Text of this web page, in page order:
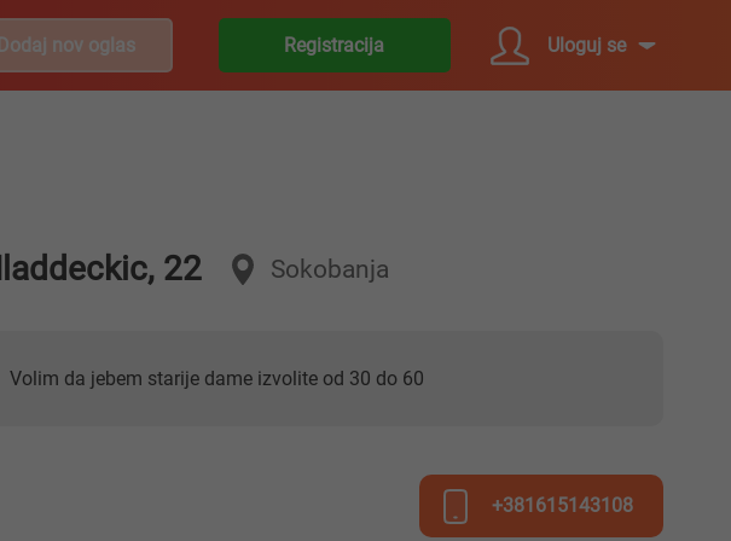
Dodaj nov oglas Registracija Uloguj se
Mladdeckic, 22 Sokobanja
Volim da jebem starije dame izvolite od 30 do 60
+381615143108